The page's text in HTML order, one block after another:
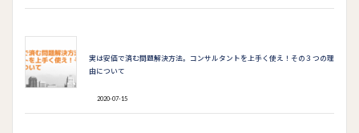
実は安価で済む問題解決方法。コンサルタントを上手く使え！その３つの理
由について
2020-07-15